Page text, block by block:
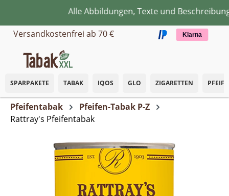
Zum Hauptinhalt springenAlle Abbildungen, Texte und
Versandkostenfrei ab 70 €
Klarna
SPARPAKETE TABAK IQOS GLO ZIGARETTEN
Pfeifentabak
Pfeifen-Tabak P-Z
Rattray's Pfeifentabak